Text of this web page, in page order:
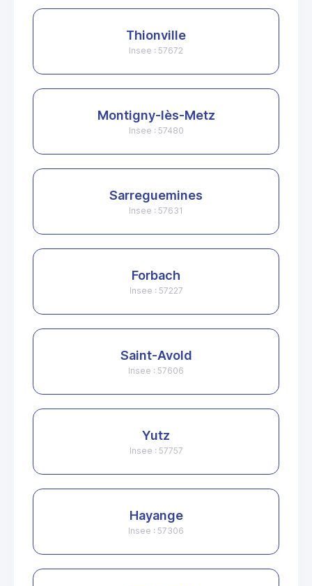
Thionville
Insee : 57672
Montigny-lès-Metz
Insee : 57480
Sarreguemines
Insee : 57631
Forbach
Insee : 57227
Saint-Avold
Insee : 57606
Yutz
Insee : 57757
Hayange
Insee : 57306